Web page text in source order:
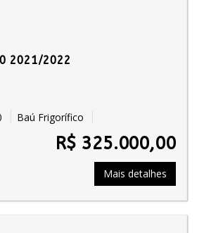
2021/2022
Baú Frigorífico
R$ 325.000,00
Mais detalhes